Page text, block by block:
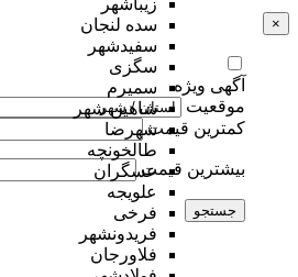
زیباشهر
سده لنجان
سفیدشهر
سگزی
سمیرم
شاهین شهر
شهرضا
طالخونچه
عسگران
علویجه
فرخی
فریدونشهر
فلاورجان
×
آگهی ویژه
موقعیت
کمترین قیمت
بیشترین قیمت
جستجو